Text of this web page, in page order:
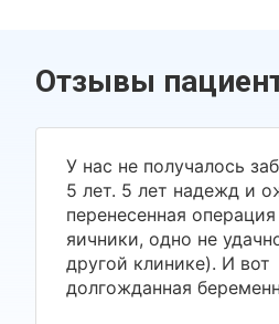
Отзывы
У нас не получалось
5 лет. 5 лет надежд и
перенесенная операция
яичники, одно не
другой клинике). И вот
долгожданная